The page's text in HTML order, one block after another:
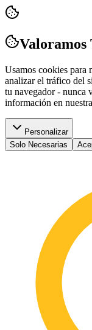
Valoramos
Usamos cookies para
analizar el tráfico del
tu navegador - nunca
información en nuestra
Personalizar
Solo Necesarias